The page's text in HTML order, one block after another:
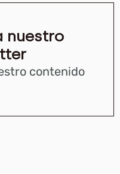
nuestro
contenido